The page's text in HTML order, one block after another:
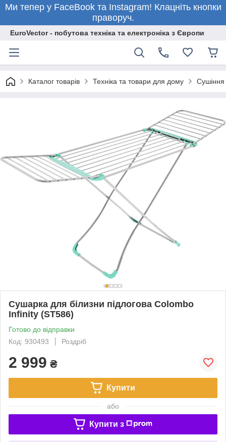
Ми тепер у FaceBook та Instagram! Клацніть кнопки
праворуч.
EuroVector - побутова техніка та електроніка з Європи
Каталог товарів Техніка та товари для дому Сушіння
Сушарка для білизни підлогова Colombo
Infinity (ST586)
Готово до відправки
Код: 930493
Роздріб
2 999 ₴
Купити
або
Купити з